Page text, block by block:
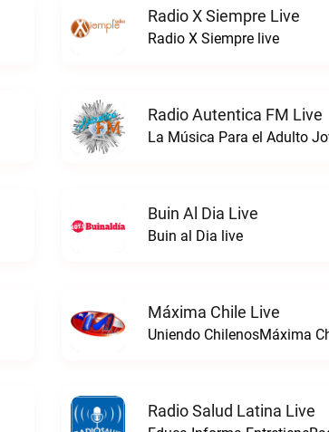
Radio X Siempre Live
Radio X Siempre live
Radio Autentica FM Live
La Música Para el Adulto
Buin Al Dia Live
Buin al Dia live
Máxima Chile Live
Uniendo ChilenosMáxima
Radio Salud Latina Live